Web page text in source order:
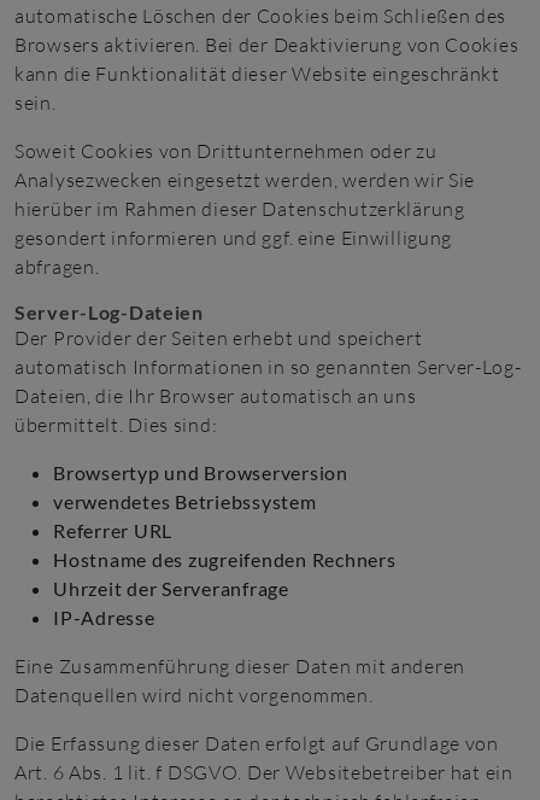
automatische Löschen der Cookies beim Schließen des
Browsers aktivieren. Bei der Deaktivierung von Cookies
kann die Funktionalität dieser Website eingeschränkt
sein.
Soweit Cookies von Drittunternehmen oder zu
Analysezwecken eingesetzt werden, werden wir Sie
hierüber im Rahmen dieser Datenschutzerklärung
gesondert informieren und ggf. eine Einwilligung
abfragen.
Server-Log-Dateien
Der Provider der Seiten erhebt und speichert
automatisch Informationen in so genannten Server-Log-
Dateien, die Ihr Browser automatisch an uns
übermittelt. Dies sind:
Browsertyp und Browserversion
verwendetes Betriebssystem
Referrer URL
Hostname des zugreifenden Rechners
Uhrzeit der Serveranfrage
IP-Adresse
Eine Zusammenführung dieser Daten mit anderen
Datenquellen wird nicht vorgenommen.
Die Erfassung dieser Daten erfolgt auf Grundlage von
Art. 6 Abs. 1 lit. f DSGVO. Der Websitebetreiber hat ein